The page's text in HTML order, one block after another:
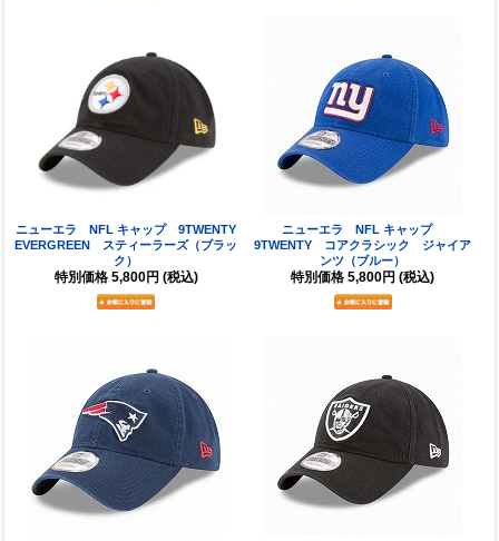
ニューエラ NFL キャップ 9TWENTY
EVERGREEN スティーラーズ（ブラッ
ク）
特別価格 5,800円 (税込)
ニューエラ NFL キャップ
9TWENTY コアクラシック ジャイア
ンツ（ブルー）
特別価格 5,800円 (税込)